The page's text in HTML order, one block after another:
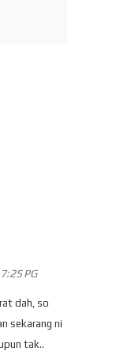
PG
dah, so
sekarang ni
tak..